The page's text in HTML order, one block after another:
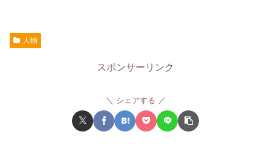
人物
スポンサーリンク
シェアする